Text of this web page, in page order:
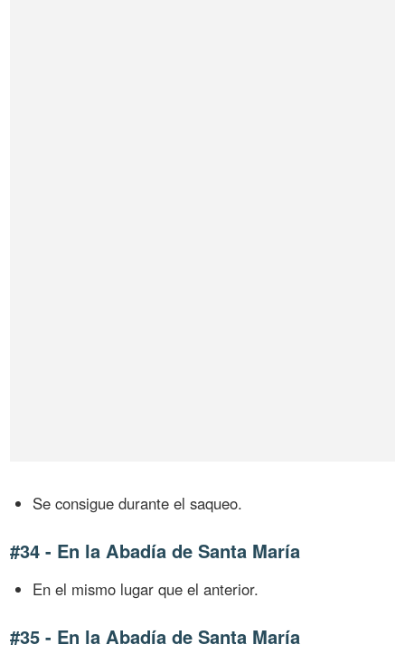
Se consigue durante el saqueo.
#34 - En la Abadía de Santa María
En el mismo lugar que el anterior.
#35 - En la Abadía de Santa María